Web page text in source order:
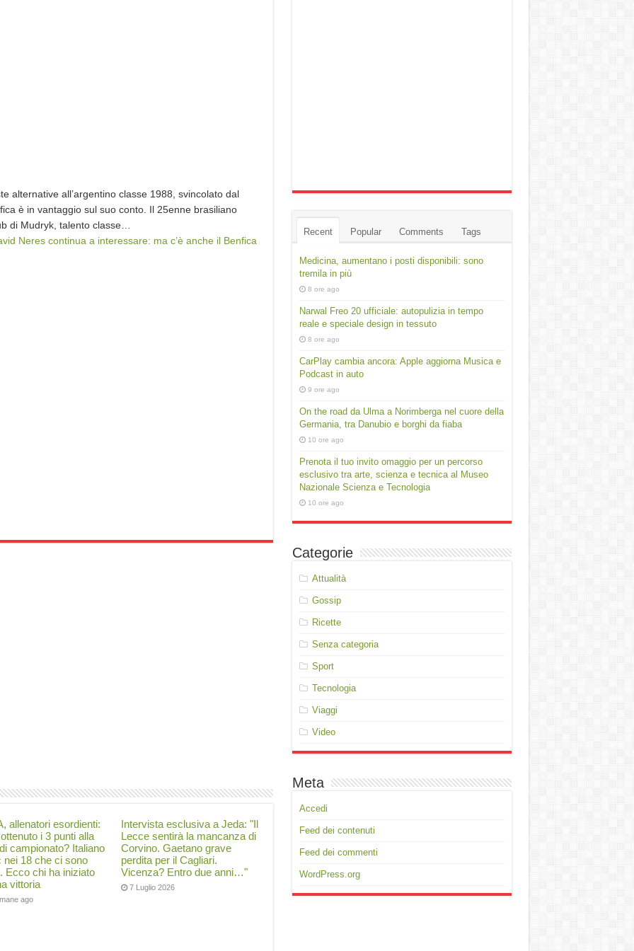
alternative all’argentino classe 1988, svincolato dal
è in vantaggio sul suo conto. Il 25enne brasiliano
di Mudryk, talento classe…
Neres continua a interessare: ma c’è anche il Benfica
allenatori esordienti:
i 3 punti alla
campionato? Italiano
nei 18 che ci sono
Ecco chi ha iniziato
vittoria
ago
Intervista esclusiva a Jeda: "Il
Lecce sentirà la mancanza di
Corvino. Gaetano grave
perdita per il Cagliari.
Vicenza? Entro due anni…"
7 Luglio 2026
Recent Popular Comments Tags
Medicina, aumentano i posti disponibili: sono
tremila in più
8 ore ago
Narwal Freo 20 ufficiale: autopulizia in tempo
reale e speciale design in tessuto
8 ore ago
CarPlay cambia ancora: Apple aggiorna Musica e
Podcast in auto
9 ore ago
On the road da Ulma a Norimberga nel cuore della
Germania, tra Danubio e borghi da fiaba
10 ore ago
Prenota il tuo invito omaggio per un percorso
esclusivo tra arte, scienza e tecnica al Museo
Nazionale Scienza e Tecnologia
10 ore ago
Categorie
Attualità
Gossip
Ricette
Senza categoria
Sport
Tecnologia
Viaggi
Video
Meta
Accedi
Feed dei contenuti
Feed dei commenti
WordPress.org